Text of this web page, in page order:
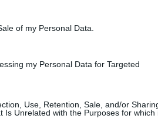
of my Personal Data.
my Personal Data for Targeted
Use, Retention, Sale, and/or
Is Unrelated with the Purposes for which